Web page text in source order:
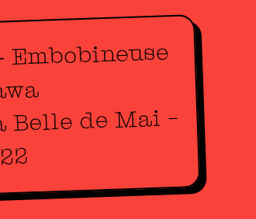
de Mai –